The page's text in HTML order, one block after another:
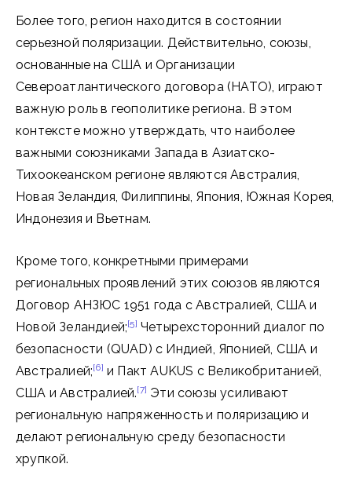
Более того, регион находится в состоянии
серьезной поляризации. Действительно, союзы,
основанные на США и Организации
Североатлантического договора (НАТО), играют
важную роль в геополитике региона. В этом
контексте можно утверждать, что наиболее
важными союзниками Запада в Азиатско-
Тихоокеанском регионе являются Австралия,
Новая Зеландия, Филиппины, Япония, Южная Корея,
Индонезия и Вьетнам.
Кроме того, конкретными примерами
региональных проявлений этих союзов являются
Договор АНЗЮС 1951 года с Австралией, США и
Новой Зеландией;[5] Четырехсторонний диалог по
безопасности (QUAD) с Индией, Японией, США и
Австралией;[6] и Пакт AUKUS с Великобританией,
США и Австралией.[7] Эти союзы усиливают
региональную напряженность и поляризацию и
делают региональную среду безопасности
хрупкой.